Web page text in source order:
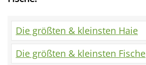
Die größten & kleinsten Haie
Die größten & kleinsten Fische